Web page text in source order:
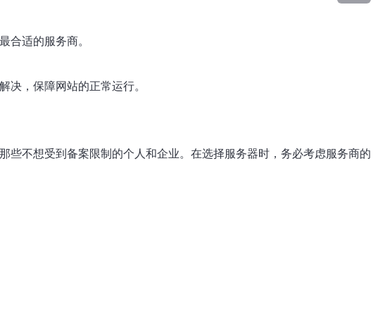
合适的服务商。
决，保障网站的正常运行。
不想受到备案限制的个人和企业。在选择服务器时，务必考虑服务商的